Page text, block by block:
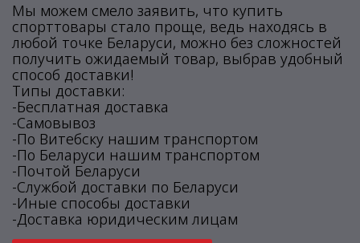
Мы можем смело заявить, что купить
спорттовары стало проще, ведь находясь в
любой точке Беларуси, можно без сложностей
получить ожидаемый товар, выбрав удобный
способ доставки!
Типы доставки:
-Бесплатная доставка
-Самовывоз
-По Витебску нашим транспортом
-По Беларуси нашим транспортом
-Почтой Беларуси
-Службой доставки по Беларуси
-Иные способы доставки
-Доставка юридическим лицам